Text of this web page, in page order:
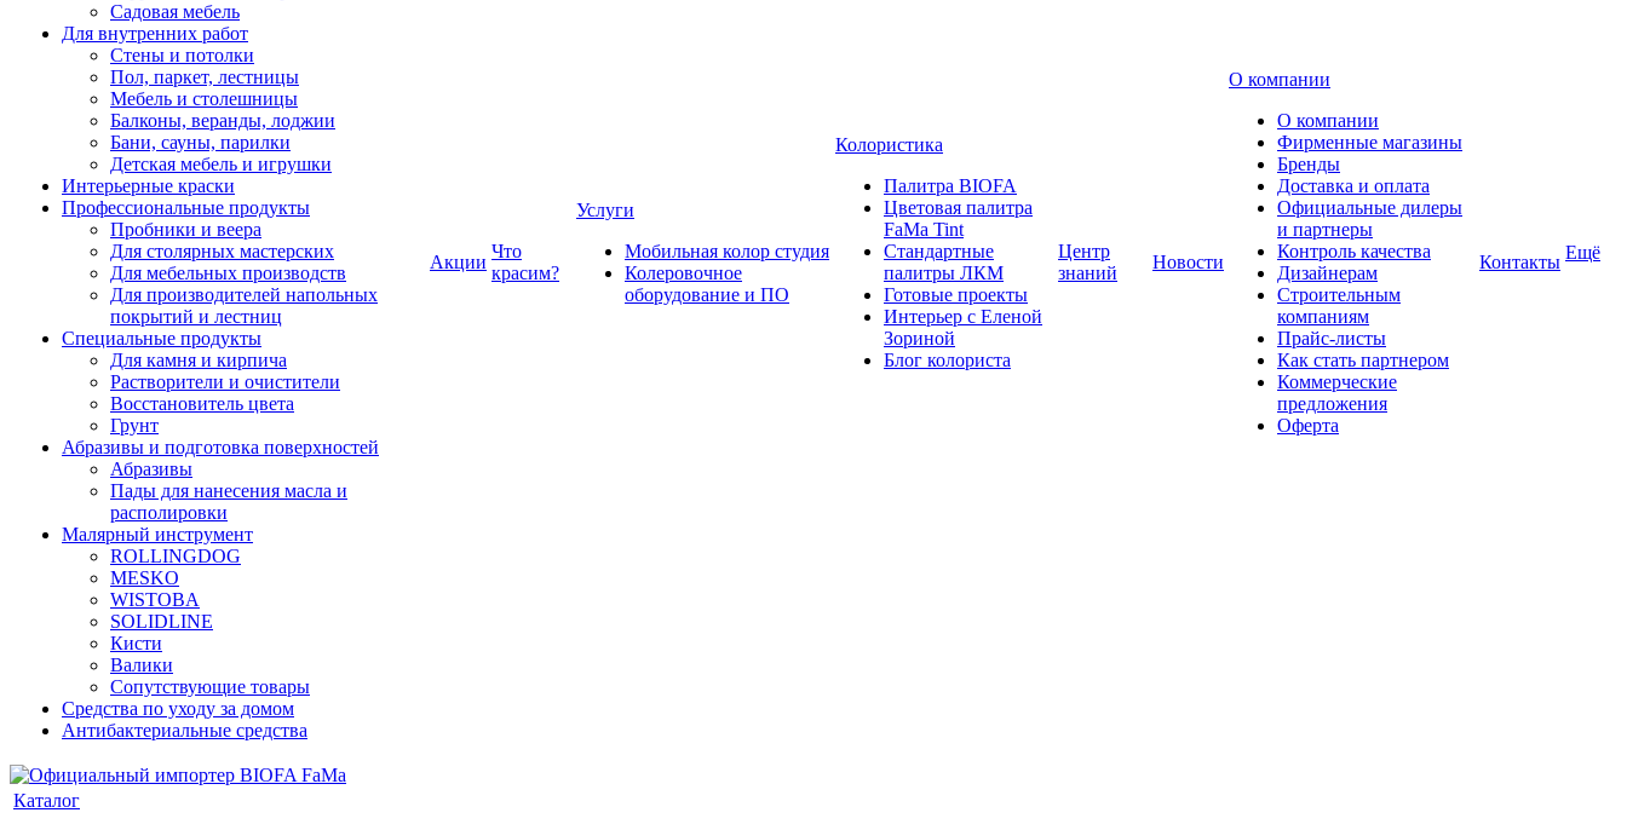
Садовая мебель
Для внутренних работ
Стены и потолки
Пол, паркет, лестницы
Мебель и столешницы
Балконы, веранды, лоджии
Бани, сауны, парилки
Детская мебель и игрушки
Интерьерные краски
Профессиональные продукты
Пробники и веера
Для столярных мастерских
Для мебельных производств
Для производителей напольных
покрытий и лестниц
Специальные продукты
Для камня и кирпича
Растворители и очистители
Восстановитель цвета
Грунт
Абразивы и подготовка поверхностей
Абразивы
Пады для нанесения масла и
располировки
Малярный инструмент
ROLLINGDOG
MESKO
WISTOBA
SOLIDLINE
Кисти
Валики
Сопутствующие товары
Средства по уходу за домом
Антибактериальные средства
Акции
Что
красим?
Услуги
Мобильная колор студия
Колеровочное
оборудование и ПО
Колористика
Палитра BIOFA
Цветовая палитра
FaMa Tint
Стандартные
палитры ЛКМ
Готовые проекты
Интерьер с Еленой
Зориной
Блог колориста
Центр
знаний
Новости
О компании
О компании
Фирменные магазины
Бренды
Доставка и оплата
Официальные дилеры
и партнеры
Контроль качества
Дизайнерам
Строительным
компаниям
Прайс-листы
Как стать партнером
Коммерческие
предложения
Оферта
Контакты Ещё
Каталог